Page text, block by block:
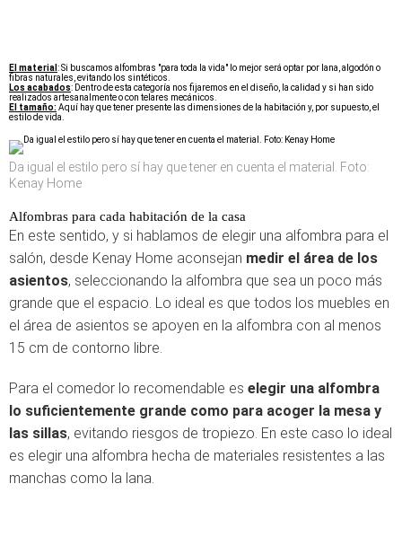
El material : Si buscamos alfombras "para toda la vida" lo mejor será optar por lana, algodón o
fibras naturales, evitando los sintéticos.
Los acabados: Dentro de esta categoría nos fijaremos en el diseño, la calidad y si han sido
realizados artesanalmente o con telares mecánicos.
El tamaño: Aquí hay que tener presente las dimensiones de la habitación y, por supuesto, el
estilo de vida.
Da igual el estilo pero sí hay que tener en cuenta el material. Foto:
Kenay Home
Alfombras para cada habitación de la casa
En este sentido, y si hablamos de elegir una alfombra para el
salón, desde Kenay Home aconsejan medir el área de los
asientos, seleccionando la alfombra que sea un poco más
grande que el espacio. Lo ideal es que todos los muebles en
el área de asientos se apoyen en la alfombra con al menos
15 cm de contorno libre.
Para el comedor lo recomendable es elegir una alfombra
lo suficientemente grande como para acoger la mesa y
las sillas, evitando riesgos de tropiezo. En este caso lo ideal
es elegir una alfombra hecha de materiales resistentes a las
manchas como la lana.